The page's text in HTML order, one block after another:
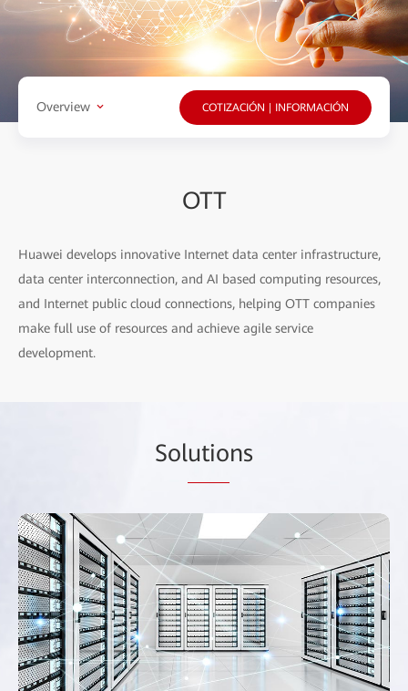
Overview COTIZACIÓN | INFORMACIÓN
OTT
Huawei develops innovative Internet data center infrastructure,
data center interconnection, and AI based computing resources,
and Internet public cloud connections, helping OTT companies
make full use of resources and achieve agile service
development.
Solutions